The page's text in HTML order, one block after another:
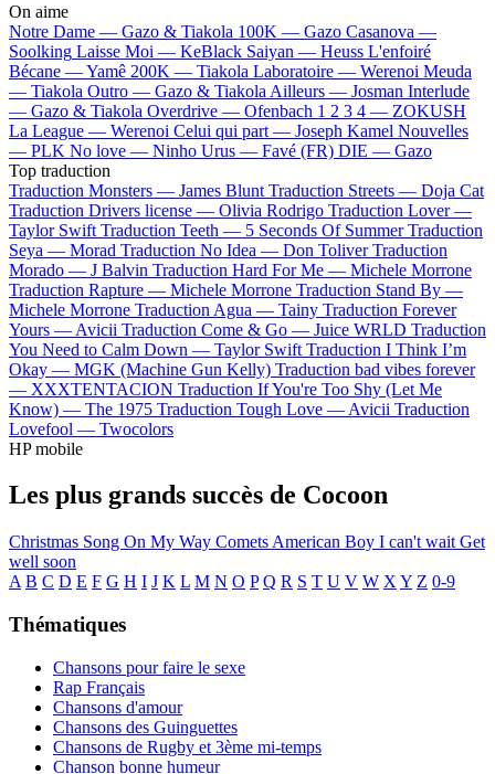
On aime
Notre Dame — Gazo & Tiakola 100K — Gazo Casanova —
Soolking Laisse Moi — KeBlack Saiyan — Heuss L'enfoiré
Bécane —Yamê 200K — Tiakola Laboratoire — Werenoi Meuda
— Tiakola Outro — Gazo & Tiakola Ailleurs — Josman Interlude
— Gazo & Tiakola Overdrive — Ofenbach 1 2 3 4 — ZOKUSH
La League — Werenoi Celui qui part — Joseph Kamel Nouvelles
— PLK No love — Ninho Urus — Favé (FR) DIE — Gazo
Top traduction
Traduction Monsters — James Blunt Traduction Streets — Doja Cat
Traduction Drivers license — Olivia Rodrigo Traduction Lover —
Taylor Swift Traduction Teeth — 5 Seconds Of Summer Traduction
Seya — Morad Traduction No Idea — Don Toliver Traduction
Morado — J Balvin Traduction Hard For Me — Michele Morrone
Traduction Rapture — Michele Morrone Traduction Stand By —
Michele Morrone Traduction Agua — Tainy Traduction Forever
Yours — Avicii Traduction Come & Go — Juice WRLD Traduction
You Need to Calm Down — Taylor Swift Traduction I Think I’m
Okay — MGK (Machine Gun Kelly) Traduction bad vibes forever
— XXXTENTACION Traduction If You're Too Shy (Let Me
Know) — The 1975 Traduction Tough Love — Avicii Traduction
Lovefool — Twocolors
HP mobile
Les plus grands succès de Cocoon
Christmas Song On My Way Comets American Boy I can't wait Get
well soon
A B C D E F G H I J K L M N O P Q R S T U V W X Y Z 0-9
Thématiques
Chansons pour faire le sexe
Rap Français
Chansons d'amour
Chansons des Guinguettes
Chansons de Rugby et 3ème mi-temps
Chanson bonne humeur